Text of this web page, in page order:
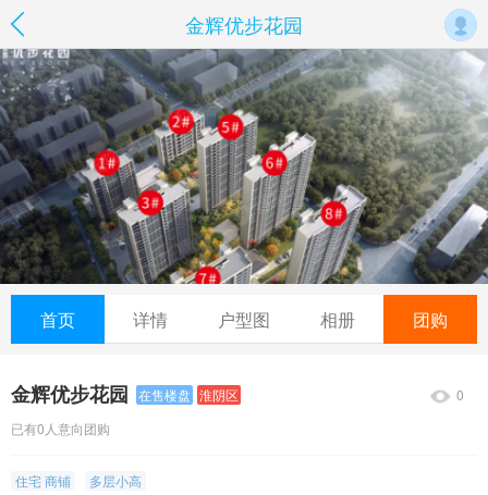
金辉优步花园
首页 详情 户型图 相册 团购
0
金辉优步花园 在售楼盘 淮阴区
已有0人意向团购
住宅 商铺 多层小高